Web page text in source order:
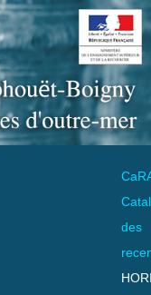
des